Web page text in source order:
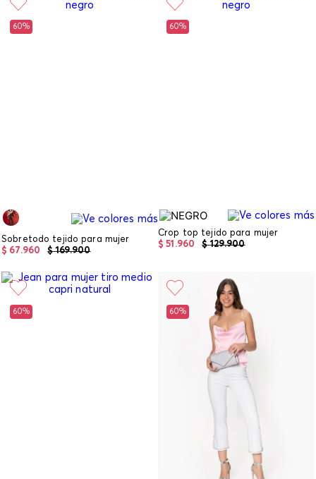
60%
Sobretodo tejido para mujer
$ 169.900
$ 67.960
60%
Crop top tejido para mujer
$ 129.900
$ 51 .960
60% 60%